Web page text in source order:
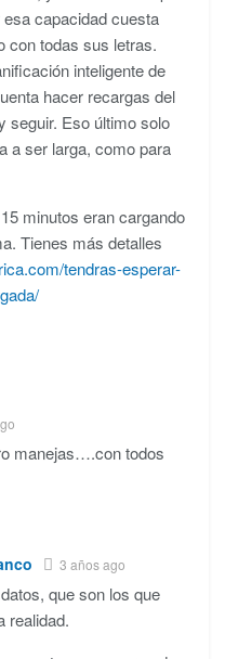
capacidad cuesta
con todas sus letras.
inteligente de
hacer recargas del
seguir. Eso último solo
a ser larga, como para
minutos eran cargando
Tienes más detalles
tendras-esperar-
manejas….con todos
3 años ago
que son los que
realidad.